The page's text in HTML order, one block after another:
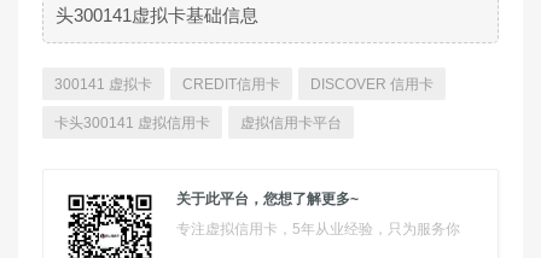
头300141虚拟卡基础信息
300141 虚拟卡 CREDIT信用卡 DISCOVER 信用卡
卡头300141 虚拟信用卡 虚拟信用卡平台
关于此平台，您想了解更多~
专注虚拟信用卡，5年从业经验，只为服务你